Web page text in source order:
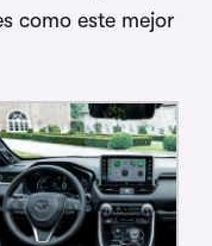
como este mejor